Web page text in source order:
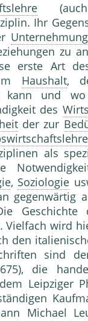
Ihr
Unternehmung
zu
erste Art
Haushalt,
kann und
des
der zur
als
, Soziologie
gegenwärtig
Vielfach wird
den
sind
die
Leipziger
Michael